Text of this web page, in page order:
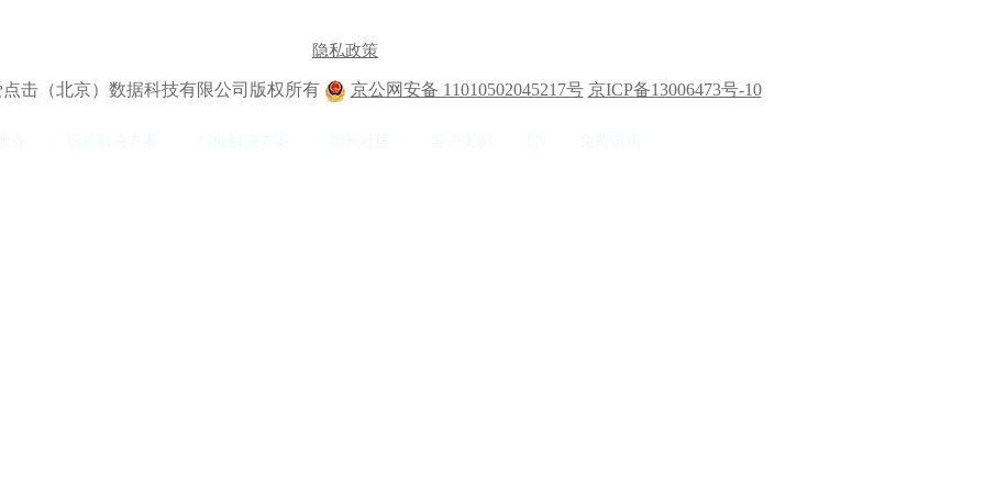
隐私政策
点击（北京）数据科技有限公司版权所有 京公网安备 11010502045217号 京ICP备13006473号-10